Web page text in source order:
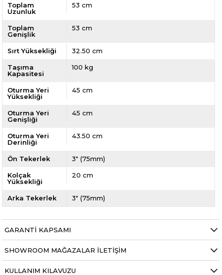
Toplam
Uzunluk
53 cm
Toplam
Genişlik
53 cm
Sırt Yüksekliği 32.50 cm
Taşıma
Kapasitesi
100 kg
Oturma Yeri
Yüksekliği
45 cm
Oturma Yeri
Genişliği
45 cm
Oturma Yeri
Derinliği
43.50 cm
Ön Tekerlek 3" (75mm)
Kolçak
Yüksekliği
20 cm
Arka Tekerlek 3" (75mm)
GARANTI KAPSAMI
SHOWROOM MAĞAZALAR İLETIŞIM
KULLANIM KILAVUZU